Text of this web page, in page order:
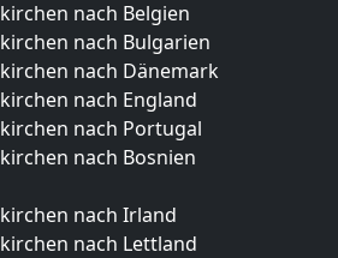
nach Belgien
nach Bulgarien
nach Dänemark
nach England
nach Portugal
nach Bosnien
nach Irland
nach Lettland